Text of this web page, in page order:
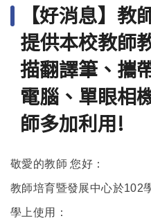
借用項目
AI專區
【好消息】
提供本校教師
描翻譯筆、攜
電腦、單眼相
師多加利用!
敬愛的教師 您好：
教師培育暨發展中心於102
學上使用：